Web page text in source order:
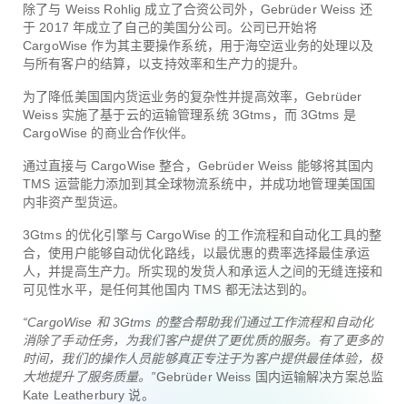
除了与 Weiss Rohlig 成立了合资公司外，Gebrüder Weiss 还
于 2017 年成立了自己的美国分公司。公司已开始将
CargoWise 作为其主要操作系统，用于海空运业务的处理以及
与所有客户的结算，以支持效率和生产力的提升。
为了降低美国国内货运业务的复杂性并提高效率，Gebrüder
Weiss 实施了基于云的运输管理系统 3Gtms，而 3Gtms 是
CargoWise 的商业合作伙伴。
通过直接与 CargoWise 整合，Gebrüder Weiss 能够将其国内
TMS 运营能力添加到其全球物流系统中，并成功地管理美国国
内非资产型货运。
3Gtms 的优化引擎与 CargoWise 的工作流程和自动化工具的整
合，使用户能够自动优化路线，以最优惠的费率选择最佳承运
人，并提高生产力。所实现的发货人和承运人之间的无缝连接和
可见性水平，是任何其他国内 TMS 都无法达到的。
“CargoWise 和 3Gtms 的整合帮助我们通过工作流程和自动化
消除了手动任务，为我们客户提供了更优质的服务。有了更多的
时间，我们的操作人员能够真正专注于为客户提供最佳体验，极
大地提升了服务质量。”Gebrüder Weiss 国内运输解决方案总监
Kate Leatherbury 说。